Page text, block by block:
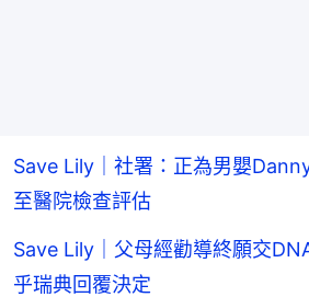
Save Lily｜社署：正為男嬰
至醫院檢查評估
Save Lily｜父母經勸導終願交
乎瑞典回覆決定